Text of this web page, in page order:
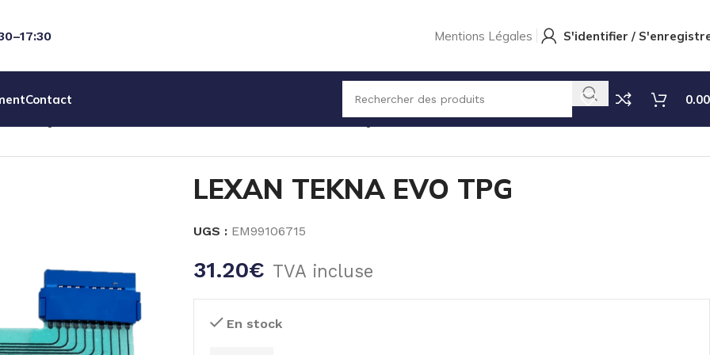
Mentions Légales S'identifier /
Contact
0.00
PIECES DET POMPE ELECTROMAGNETIQUE LEXAN TEKNA EVO TPG
LEXAN TEKNA EVO TPG
UGS : EM99106715
31.20€ TVA incluse
En stock